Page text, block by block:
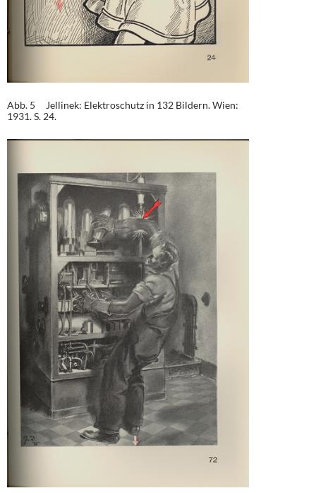
Abb. 5 Jellinek: Elektroschutz in 132 Bildern. Wien:
1931. S. 24.